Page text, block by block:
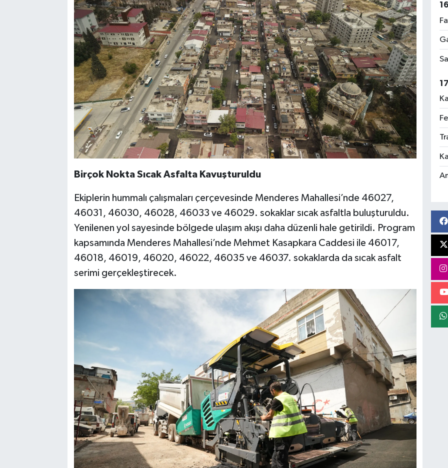
Birçok Nokta Sıcak Asfalta Kavuşturuldu
Ekiplerin hummalı çalışmaları çerçevesinde Menderes Mahallesi’nde 46027,
46031, 46030, 46028, 46033 ve 46029. sokaklar sıcak asfaltla buluşturuldu.
Yenilenen yol sayesinde bölgede ulaşım akışı daha düzenli hale getirildi. Program
kapsamında Menderes Mahallesi’nde Mehmet Kasapkara Caddesi ile 46017,
46018, 46019, 46020, 46022, 46035 ve 46037. sokaklarda da sıcak asfalt
serimi gerçekleştirecek.